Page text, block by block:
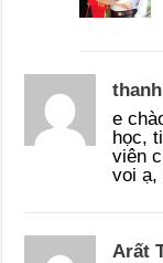
e
học,
viên
voi ạ,
Arất